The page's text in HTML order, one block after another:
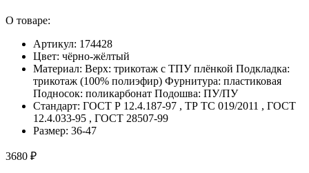
О товаре:
Артикул: 174428
Цвет: чёрно-жёлтый
Материал: Верх: трикотаж с ТПУ плёнкой Подкладка:
трикотаж (100% полиэфир) Фурнитура: пластиковая
Подносок: поликарбонат Подошва: ПУ/ПУ
Стандарт: ГОСТ Р 12.4.187-97 , ТР ТС 019/2011 , ГОСТ
12.4.033-95 , ГОСТ 28507-99
Размер: 36-47
3680 ₽